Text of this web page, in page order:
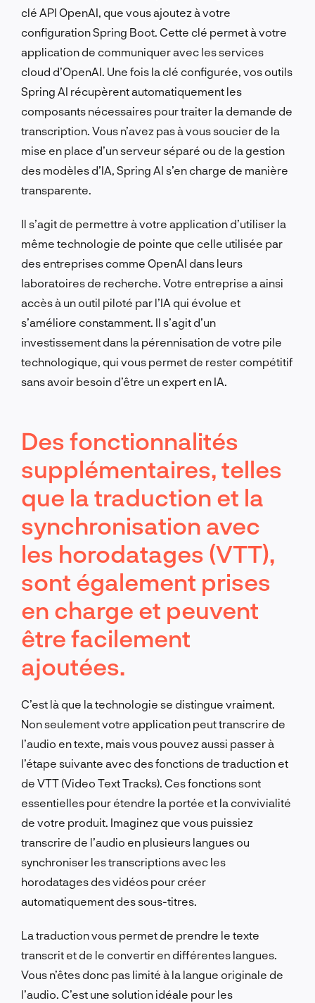
clé API OpenAI, que vous ajoutez à votre
configuration Spring Boot. Cette clé permet à votre
application de communiquer avec les services
cloud d’OpenAI. Une fois la clé configurée, vos outils
Spring AI récupèrent automatiquement les
composants nécessaires pour traiter la demande de
transcription. Vous n’avez pas à vous soucier de la
mise en place d’un serveur séparé ou de la gestion
des modèles d’IA, Spring AI s’en charge de manière
transparente.
Il s’agit de permettre à votre application d’utiliser la
même technologie de pointe que celle utilisée par
des entreprises comme OpenAI dans leurs
laboratoires de recherche. Votre entreprise a ainsi
accès à un outil piloté par l’IA qui évolue et
s’améliore constamment. Il s’agit d’un
investissement dans la pérennisation de votre pile
technologique, qui vous permet de rester compétitif
sans avoir besoin d’être un expert en IA.
Des fonctionnalités
supplémentaires, telles
que la traduction et la
synchronisation avec
les horodatages (VTT),
sont également prises
en charge et peuvent
être facilement
ajoutées.
C’est là que la technologie se distingue vraiment.
Non seulement votre application peut transcrire de
l’audio en texte, mais vous pouvez aussi passer à
l’étape suivante avec des fonctions de traduction et
de VTT (Video Text Tracks). Ces fonctions sont
essentielles pour étendre la portée et la convivialité
de votre produit. Imaginez que vous puissiez
transcrire de l’audio en plusieurs langues ou
synchroniser les transcriptions avec les
horodatages des vidéos pour créer
automatiquement des sous-titres.
La traduction vous permet de prendre le texte
transcrit et de le convertir en différentes langues.
Vous n’êtes donc pas limité à la langue originale de
l’audio. C’est une solution idéale pour les